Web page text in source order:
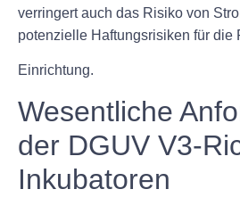
verringert auch das Risiko von
potenzielle Haftungsrisiken für die
Einrichtung.
Wesentliche
der DGUV V3-
Inkubatoren